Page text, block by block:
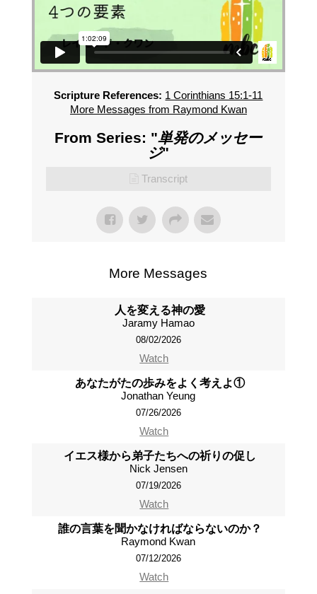
Scripture References: 1 Corinthians 15:1-11
More Messages from Raymond Kwan
From Series: "単発のメッセー
ジ"
Transcript
More Messages
人を変える神の愛
Jaramy Hamao
08/02/2026
Watch
あなたがたの歩みをよく考えよ①
Jonathan Yeung
07/26/2026
Watch
イエス様から弟子たちへの祈りの促し
Nick Jensen
07/19/2026
Watch
誰の言葉を聞かなければならないのか？
Raymond Kwan
07/12/2026
Watch